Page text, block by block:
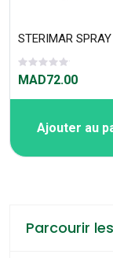
MAD72.00
Ajouter au
Parcourir